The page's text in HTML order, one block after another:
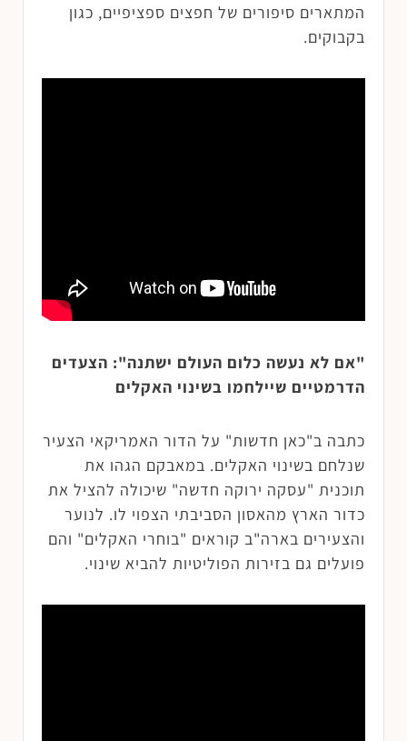
המתארים סיפורים של חפצים ספציפיים, כגון
בקבוקים.
"אם לא נעשה כלום העולם ישתנה": הצעדים
הדרמטיים שיילחמו בשינוי האקלים
כתבה ב"כאן חדשות" על הדור האמריקאי הצעיר
שנלחם בשינוי האקלים. במאבקם הגהו את
תוכנית "עסקה ירוקה חדשה" שיכולה להציל את
כדור הארץ מהאסון הסביבתי הצפוי לו. לנוער
והצעירים בארה"ב קוראים "בוחרי האקלים" והם
פועלים גם בזירות הפוליטיות להביא שינוי.